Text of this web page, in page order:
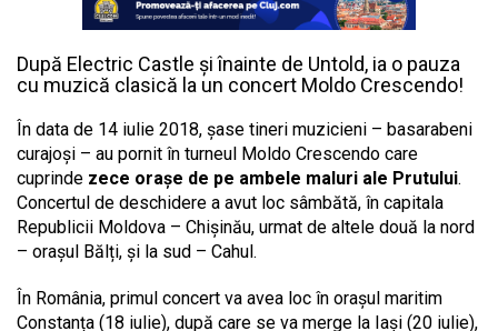
După Electric Castle și înainte de Untold, ia o pauza
cu muzică clasică la un concert Moldo Crescendo!
În data de 14 iulie 2018, șase tineri muzicieni – basarabeni
curajoși – au pornit în turneul Moldo Crescendo care
cuprinde zece orașe de pe ambele maluri ale Prutului.
Concertul de deschidere a avut loc sâmbătă, în capitala
Republicii Moldova – Chișinău, urmat de altele două la nord
– orașul Bălți, și la sud – Cahul.
În România, primul concert va avea loc în orașul maritim
Constanța (18 iulie), după care se va merge la Iași (20 iulie),